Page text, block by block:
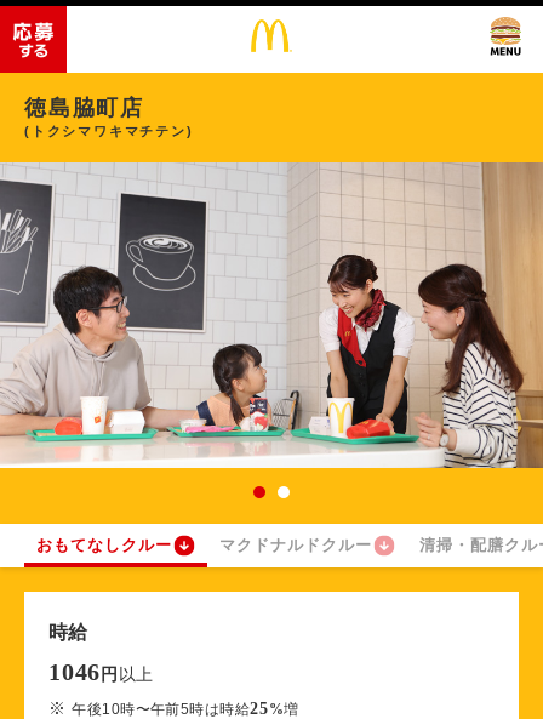
徳島脇町店
(トクシマワキマチテン)
おもてなしクルー マクドナルドクルー 清掃・配膳クル
時給
1046 円 以上
※午後10時〜午前5時は時給25%増